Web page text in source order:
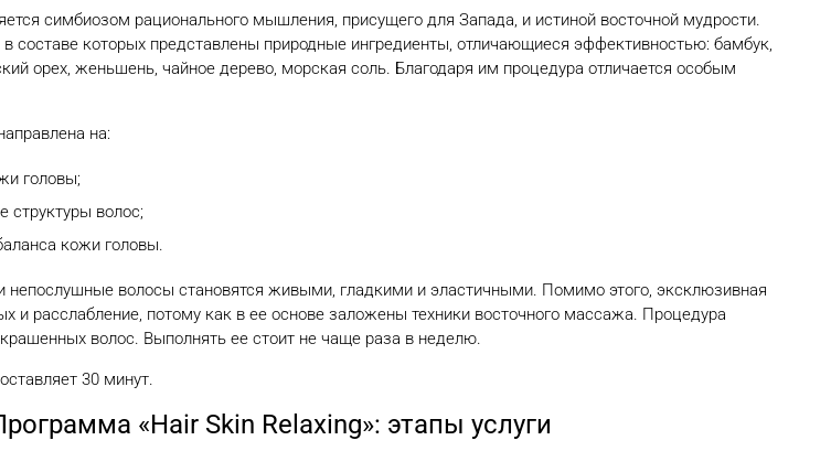
симбиозом рационального мышления, присущего для Запада, и истиной восточной мудрости.
составе которых представлены природные ингредиенты, отличающиеся эффективностью: бамбук,
орех, женьшень, чайное дерево, морская соль. Благодаря им процедура отличается особым
на:
головы;
структуры волос;
кожи головы.
непослушные волосы становятся живыми, гладкими и эластичными. Помимо этого, эксклюзивная
и расслабление, потому как в ее основе заложены техники восточного массажа. Процедура
волос. Выполнять ее стоит не чаще раза в неделю.
30 минут.
«Hair Skin Relaxing»: этапы услуги